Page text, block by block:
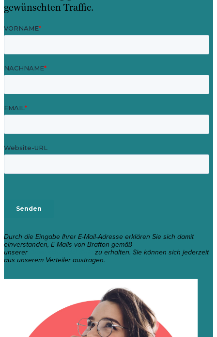
gewünschten Traffic.
Durch die Eingabe Ihrer E-Mail-Adresse erklären Sie sich damit
einverstanden, E-Mails von Brafton gemäß
unserer zu erhalten. Sie können sich jederzeit
aus unserem Verteiler austragen.